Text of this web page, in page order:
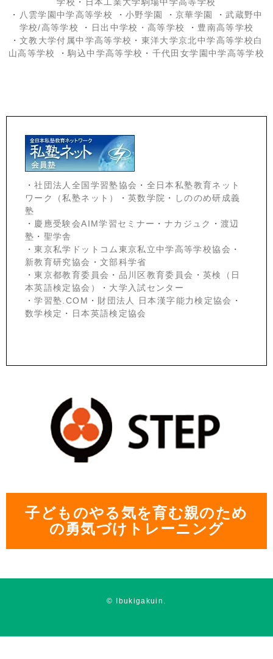
学校 ・
日本工業大学駒場中学高等学校
・ 八雲学園中学高等学校 ・ 小野学園 ・京華学園 ・武蔵野中
学校/高等学校
・ 日出中学校 ・高等学校 ・ 豊南高等学校
・ 文教大学付属中学高等学校 ・ 東洋大学京北中学高等学校白
山高等学校
・駒込中学高等学校 ・ 千代田女学園中学高等学校
・社団法人全国学習塾協会 ・ 全日本私塾教育ネット
ワーク（私塾ネット）
・ 英数学院 ・
しののめ研成義
塾
・ 慶應受験会AIM学習セミナー ・ ナカジュク ・ 渡辺
塾 ・ 聖学舎
・東京私学ドットコム東京私立中学高等学校協会 ・
新教育研究協会 ・ 文部科学省
・東京都教育委員会 ・ 品川区教育委員会 ・ 英検（日
本英語検定協会）
・ 大学入試センター
・学習塾.COM ・ 財団法人 日本漢字能力検定協会 ・
数学検定 ・ 日本英語検定協会
子どものやる気を育む親のため
の勇気づけトレーニング
© Ibukigakuin.